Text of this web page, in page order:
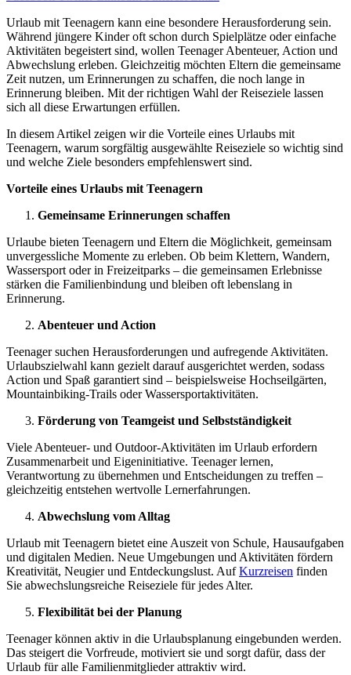
Urlaub mit Teenagern kann eine besondere Herausforderung sein.
Während jüngere Kinder oft schon durch Spielplätze oder einfache
Aktivitäten begeistert sind, wollen Teenager Abenteuer, Action und
Abwechslung erleben. Gleichzeitig möchten Eltern die gemeinsame
Zeit nutzen, um Erinnerungen zu schaffen, die noch lange in
Erinnerung bleiben. Mit der richtigen Wahl der Reiseziele lassen
sich all diese Erwartungen erfüllen.
In diesem Artikel zeigen wir die Vorteile eines Urlaubs mit
Teenagern, warum sorgfältig ausgewählte Reiseziele so wichtig sind
und welche Ziele besonders empfehlenswert sind.
Vorteile eines Urlaubs mit Teenagern
Gemeinsame Erinnerungen schaffen
Urlaube bieten Teenagern und Eltern die Möglichkeit, gemeinsam
unvergessliche Momente zu erleben. Ob beim Klettern, Wandern,
Wassersport oder in Freizeitparks – die gemeinsamen Erlebnisse
stärken die Familienbindung und bleiben oft lebenslang in
Erinnerung.
Abenteuer und Action
Teenager suchen Herausforderungen und aufregende Aktivitäten.
Urlaubszielwahl kann gezielt darauf ausgerichtet werden, sodass
Action und Spaß garantiert sind – beispielsweise Hochseilgärten,
Mountainbiking-Trails oder Wassersportaktivitäten.
Förderung von Teamgeist und Selbstständigkeit
Viele Abenteuer- und Outdoor-Aktivitäten im Urlaub erfordern
Zusammenarbeit und Eigeninitiative. Teenager lernen,
Verantwortung zu übernehmen und Entscheidungen zu treffen –
gleichzeitig entstehen wertvolle Lernerfahrungen.
Abwechslung vom Alltag
Urlaub mit Teenagern bietet eine Auszeit von Schule, Hausaufgaben
und digitalen Medien. Neue Umgebungen und Aktivitäten fördern
Kreativität, Neugier und Entdeckungslust. AufKurzreisen finden
Sie abwechslungsreiche Reiseziele für jedes Alter.
Flexibilität bei der Planung
Teenager können aktiv in die Urlaubsplanung eingebunden werden.
Das steigert die Vorfreude, motiviert sie und sorgt dafür, dass der
Urlaub für alle Familienmitglieder attraktiv wird.